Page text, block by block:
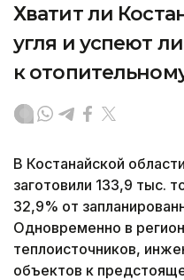
Хватит ли
угля и успеют
к
В Костанайской
заготовили 133,9 тыс.
32,9% от
Одновременно в
теплоисточников,
объектов к